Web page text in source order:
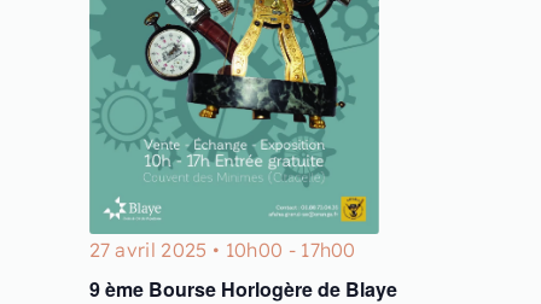
27 avril 2025 • 10h00 - 17h00
9 ème Bourse Horlogère de Blaye